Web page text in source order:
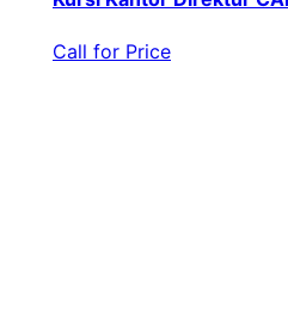
Call for Price